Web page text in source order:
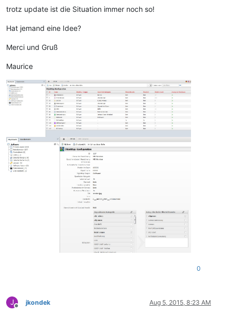
trotz update ist die Situation immer noch so!
Hat jemand eine Idee?
Merci und Gruß
Maurice
0
J
Offline
jkondek Aug 5, 2015, 8:23 AM